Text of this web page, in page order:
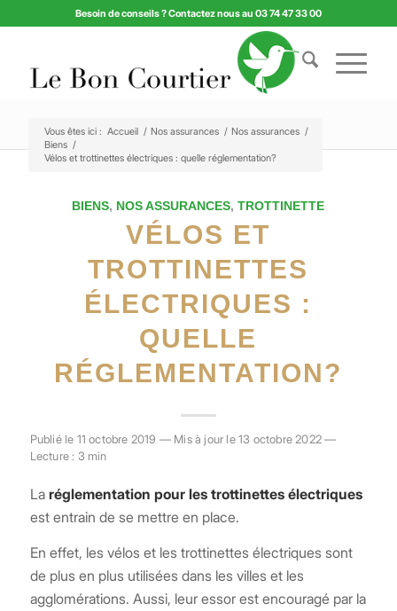
Besoin de conseils ? Contactez nous au 03 74 47 33 00
Vous êtes ici : Accueil / Nos assurances / Nos assurances /
Biens /
Vélos et trottinettes électriques : quelle réglementation?
BIENS, NOS ASSURANCES,TROTTINETTE
VÉLOS ET
TROTTINETTES
ÉLECTRIQUES :
QUELLE
RÉGLEMENTATION?
Publié le 11 octobre 2019 — Mis à jour le 13 octobre 2022 —
Lecture : 3 min
La réglementation pour les trottinettes électriques
est entrain de se mettre en place.
En effet, les vélos et les trottinettes électriques sont
de plus en plus utilisées dans les villes et les
agglomérations. Aussi, leur essor est encouragé par la